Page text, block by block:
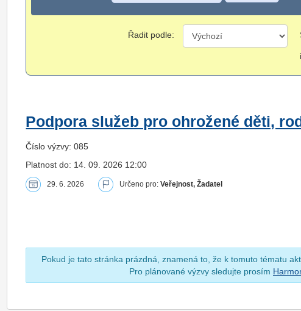
Řadit podle:
Podpora služeb pro ohrožené děti,
Číslo výzvy: 085
Platnost do: 14. 09. 2026 12:00
29. 6. 2026 Určeno pro:Veřejnost, Žadatel
Pokud je tato stránka prázdná, znamená to, že k tomuto tématu
Pro plánované výzvy sledujte prosím